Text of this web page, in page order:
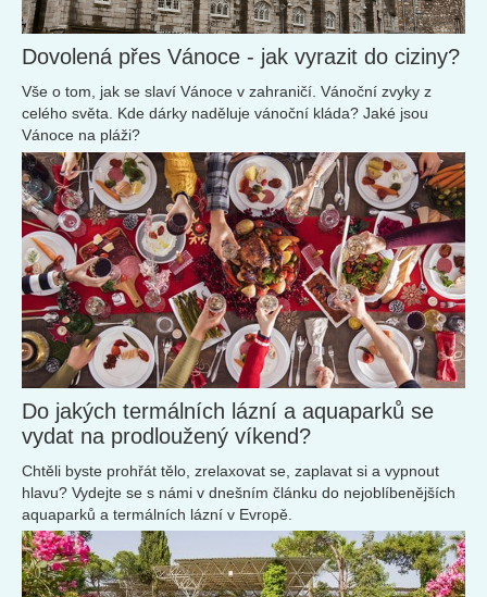
Dovolená přes Vánoce - jak vyrazit do ciziny?
Vše o tom, jak se slaví Vánoce v zahraničí. Vánoční zvyky z
celého světa. Kde dárky naděluje vánoční kláda? Jaké jsou
Vánoce na pláži?
Do jakých termálních lázní a aquaparků se
vydat na prodloužený víkend?
Chtěli byste prohřát tělo, zrelaxovat se, zaplavat si a vypnout
hlavu? Vydejte se s námi v dnešním článku do nejoblíbenějších
aquaparků a termálních lázní v Evropě.